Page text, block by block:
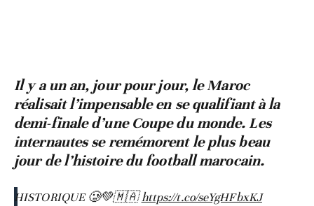
Il y a un an, jour pour jour, le Maroc
réalisait l’impensable en se qualifiant à la
demi-finale d’une Coupe du monde. Les
internautes se remémorent le plus beau
jour de l’histoire du football marocain.
HISTORIQUE 🥲💚🇲🇦https://t.co/seYgHFbxKJ